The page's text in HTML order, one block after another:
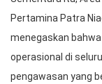
Pertamina Patra
menegaskan
operasional di
pengawasan yang